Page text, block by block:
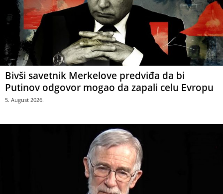
Bivši savetnik Merkelove predviđa da bi
Putinov odgovor mogao da zapali celu Evropu
5. August 2026.